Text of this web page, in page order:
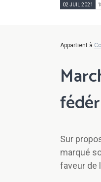
02 JUIL 2021
Appartient à
Sur
marqué
faveur de